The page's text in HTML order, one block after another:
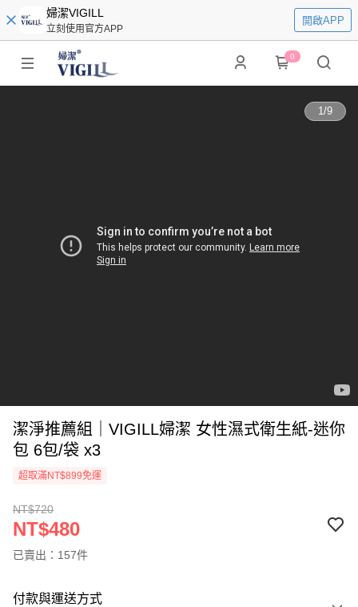
婦潔VIGILL
立刻使用官方APP
開啟APP
0
1/9
潔淨推薦組｜VIGILL婦潔 女性濕式衛生紙-迷你
包 6包/袋 x3
超取滿NT$899免運
NT$720
NT$480
已賣出：157件
付款與運送方式